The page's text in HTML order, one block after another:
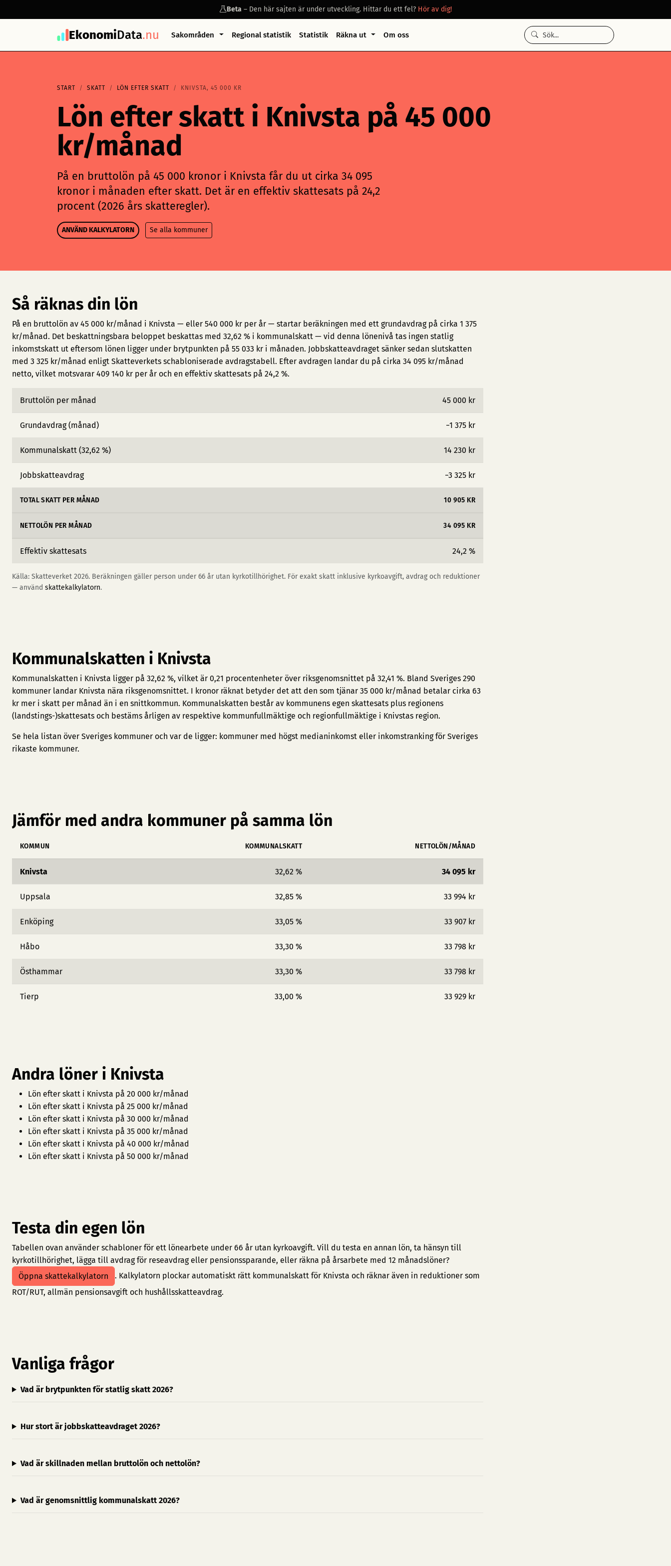
Beta– Den här sajten är under utveckling. Hittar du ett fel? Hör av dig!
EkonomiData.nu Sakområden Regional statistik Statistik Räkna ut Om oss
START SKATT LÖN EFTER SKATT KNIVSTA, 45 000 KR
Lön efter skatt i Knivsta på 45 000
kr/månad
På en bruttolön på 45 000 kronor i Knivsta får du ut cirka 34 095
kronor i månaden efter skatt. Det är en effektiv skattesats på 24,2
procent (2026 års skatteregler).
ANVÄND KALKYLATORN Se alla kommuner
Så räknas din lön
På en bruttolön av 45 000 kr/månad i Knivsta — eller 540 000 kr per år — startar beräkningen med ett grundavdrag på cirka 1 375
kr/månad. Det beskattningsbara beloppet beskattas med 32,62 % i kommunalskatt — vid denna lönenivå tas ingen statlig
inkomstskatt ut eftersom lönen ligger under brytpunkten på 55 033 kr i månaden. Jobbskatteavdraget sänker sedan slutskatten
med 3 325 kr/månad enligt Skatteverkets schabloniserade avdragstabell. Efter avdragen landar du på cirka 34 095 kr/månad
netto, vilket motsvarar 409 140 kr per år och en effektiv skattesats på 24,2 %.
Bruttolön per månad 45 000 kr
Grundavdrag (månad) −1 375 kr
Kommunalskatt (32,62 %) 14 230 kr
Jobbskatteavdrag −3 325 kr
TOTAL SKATT PER MÅNAD 10 905 KR
NETTOLÖN PER MÅNAD 34 095 KR
Effektiv skattesats 24,2 %
Källa: Skatteverket 2026. Beräkningen gäller person under 66 år utan kyrkotillhörighet. För exakt skatt inklusive kyrkoavgift, avdrag och reduktioner
— använd skattekalkylatorn.
Kommunalskatten i Knivsta
Kommunalskatten i Knivsta ligger på 32,62 %, vilket är 0,21 procentenheter över riksgenomsnittet på 32,41 %. Bland Sveriges 290
kommuner landar Knivsta nära riksgenomsnittet. I kronor räknat betyder det att den som tjänar 35 000 kr/månad betalar cirka 63
kr mer i skatt per månad än i en snittkommun. Kommunalskatten består av kommunens egen skattesats plus regionens
(landstings-)skattesats och bestäms årligen av respektive kommunfullmäktige och regionfullmäktige i Knivstas region.
Se hela listan över Sveriges kommuner och var de ligger: kommuner med högst medianinkomst eller inkomstranking för Sveriges
rikaste kommuner.
Jämför med andra kommuner på samma lön
KOMMUN KOMMUNALSKATT NETTOLÖN/MÅNAD
Knivsta 32,62 % 34 095 kr
Uppsala 32,85 % 33 994 kr
Enköping 33,05 % 33 907 kr
Håbo 33,30 % 33 798 kr
Östhammar 33,30 % 33 798 kr
Tierp 33,00 % 33 929 kr
Andra löner i Knivsta
Lön efter skatt i Knivsta på 20 000 kr/månad
Lön efter skatt i Knivsta på 25 000 kr/månad
Lön efter skatt i Knivsta på 30 000 kr/månad
Lön efter skatt i Knivsta på 35 000 kr/månad
Lön efter skatt i Knivsta på 40 000 kr/månad
Lön efter skatt i Knivsta på 50 000 kr/månad
Testa din egen lön
Tabellen ovan använder schabloner för ett lönearbete under 66 år utan kyrkoavgift. Vill du testa en annan lön, ta hänsyn till
kyrkotillhörighet, lägga till avdrag för reseavdrag eller pensionssparande, eller räkna på årsarbete med 12 månadslöner?
Öppna skattekalkylatorn
. Kalkylatorn plockar automatiskt rätt kommunalskatt för Knivsta och räknar även in reduktioner som
ROT/RUT, allmän pensionsavgift och hushållsskatteavdrag.
Vanliga frågor
Vad är brytpunkten för statlig skatt 2026?
Hur stort är jobbskatteavdraget 2026?
Vad är skillnaden mellan bruttolön och nettolön?
Vad är genomsnittlig kommunalskatt 2026?